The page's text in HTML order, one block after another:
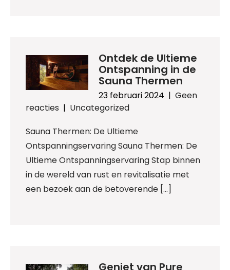
Ontdek de Ultieme
Ontspanning in de
Sauna Thermen
23 februari 2024 | Geen
reacties | Uncategorized
Sauna Thermen: De Ultieme
Ontspanningservaring Sauna Thermen: De
Ultieme Ontspanningservaring Stap binnen
in de wereld van rust en revitalisatie met
een bezoek aan de betoverende […]
Geniet van Pure